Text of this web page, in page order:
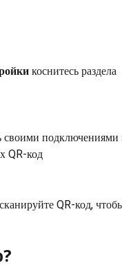
коснитесь раздела
своими подключениями
QR-код
QR-код,